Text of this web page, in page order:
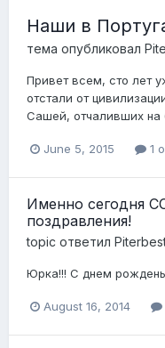
Наши в
тема опубликовал
Привет всем, сто лет
отстали от
Сашей, отчаливших на
June 5, 2015 1
Именно сегодня
поздравления!
topic ответил
Юрка!!! С днем
August 16, 2014